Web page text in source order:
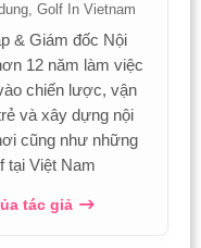
Golf In Vietnam
& Giám đốc Nội
12 năm làm việc
chiến lược, vận
và xây dựng nội
cũng như những
tại Việt Nam
tác giả